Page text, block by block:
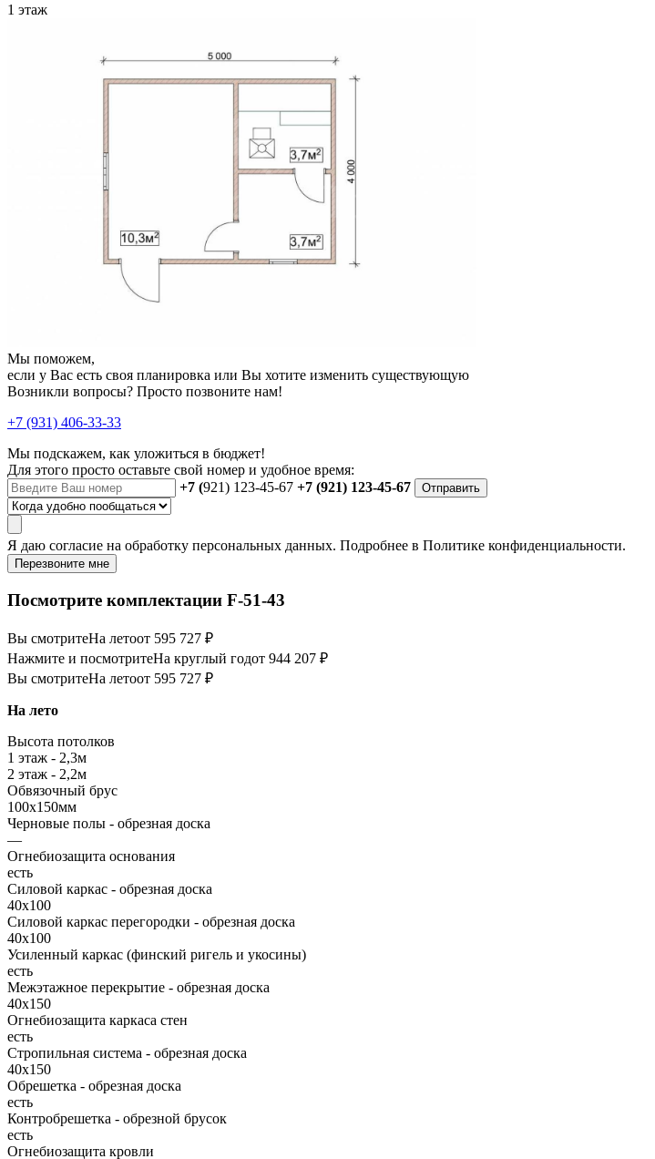
1 этаж
Мы поможем,
если у Вас есть своя планировка или Вы хотите изменить существующую
Возникли вопросы? Просто позвоните нам!
+7 (931) 406-33-33
Мы подскажем, как уложиться в бюджет!
Для этого просто оставьте свой номер и удобное время:
+7 (921) 123-45-67 +7 (921) 123-45-67 Отправить
Я даю согласие на обработку персональных данных. Подробнее в Политике конфиденциальности.
Перезвоните мне
Посмотрите комплектации F-51-43
Вы смотритеНа летоот 595 727 ₽
Нажмите и посмотритеНа круглый годот 944 207 ₽
Вы смотритеНа летоот 595 727 ₽
На лето
Высота потолков
1 этаж - 2,3м
2 этаж - 2,2м
Обвязочный брус
100х150мм
Черновые полы - обрезная доска
—
Огнебиозащита основания
есть
Силовой каркас - обрезная доска
40х100
Силовой каркас перегородки - обрезная доска
40x100
Усиленный каркас (финский ригель и укосины)
есть
Межэтажное перекрытие - обрезная доска
40х150
Огнебиозащита каркаса стен
есть
Стропильная система - обрезная доска
40х150
Обрешетка - обрезная доска
есть
Контробрешетка - обрезной брусок
есть
Огнебиозащита кровли